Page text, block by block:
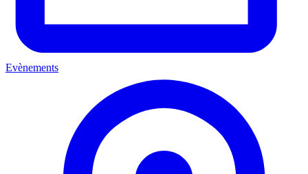
Evènements